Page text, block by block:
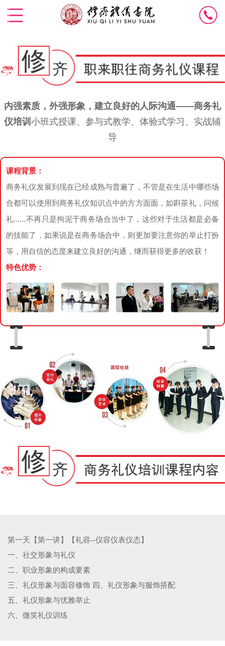
内强素质，外强形象，建立良好的人际沟通——商务礼
仪培训 小班式授课、参与式教学、体验式学习、实战辅
导
课程背景：
商务礼仪发展到现在已经成熟与普遍了，不管是在生活中哪些场
合都可以使用到商务礼仪知识点中的方方面面，如斟茶礼，问候
礼......不再只是拘泥于商务场合当中了，这些对于生活都是必备
的技能了，如果说是在商务场合中，则更加要注意你的举止打扮
等，用自信的态度来建立良好的沟通，继而获得更多的收获！
特色优势：
第一天【第一讲】【礼容--仪容仪表仪态】
一、社交形象与礼仪
二、职业形象的构成要素
三、礼仪形象与面容修饰 四、礼仪形象与服饰搭配
五、礼仪形象与优雅举止
六、微笑礼仪训练